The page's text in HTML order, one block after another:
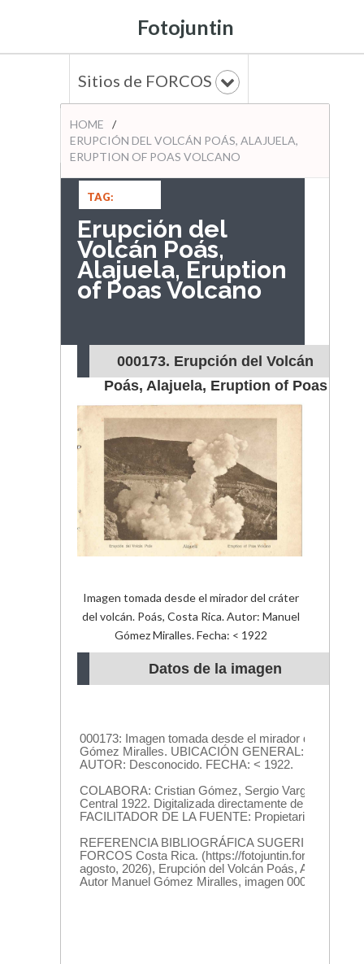
Fotojuntin
Sitios de FORCOS
HOME
/
ERUPCIÓN DEL VOLCÁN POÁS, ALAJUELA,
ERUPTION OF POAS VOLCANO
TAG:
Erupción del
Volcán Poás,
Alajuela, Eruption
of Poas Volcano
000173. Erupción del Volcán
Poás, Alajuela, Eruption of Poas
Volcano
Imagen tomada desde el mirador del cráter
del volcán. Poás, Costa Rica. Autor: Manuel
Gómez Miralles. Fecha: < 1922
Datos de la imagen